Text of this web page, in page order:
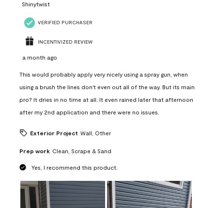
Shinytwist
VERIFIED PURCHASER
INCENTIVIZED REVIEW
a month ago
This would probably apply very nicely using a spray gun, when
using a brush the lines don't even out all of the way. But its main
pro? It dries in no time at all. It even rained later that afternoon
after my 2nd application and there were no issues.
Exterior Project Wall, Other
Prep work Clean, Scrape & Sand
Yes, I recommend this product.